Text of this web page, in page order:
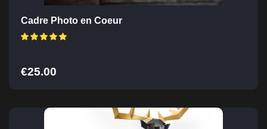
Cadre Photo en Coeur
€25.00